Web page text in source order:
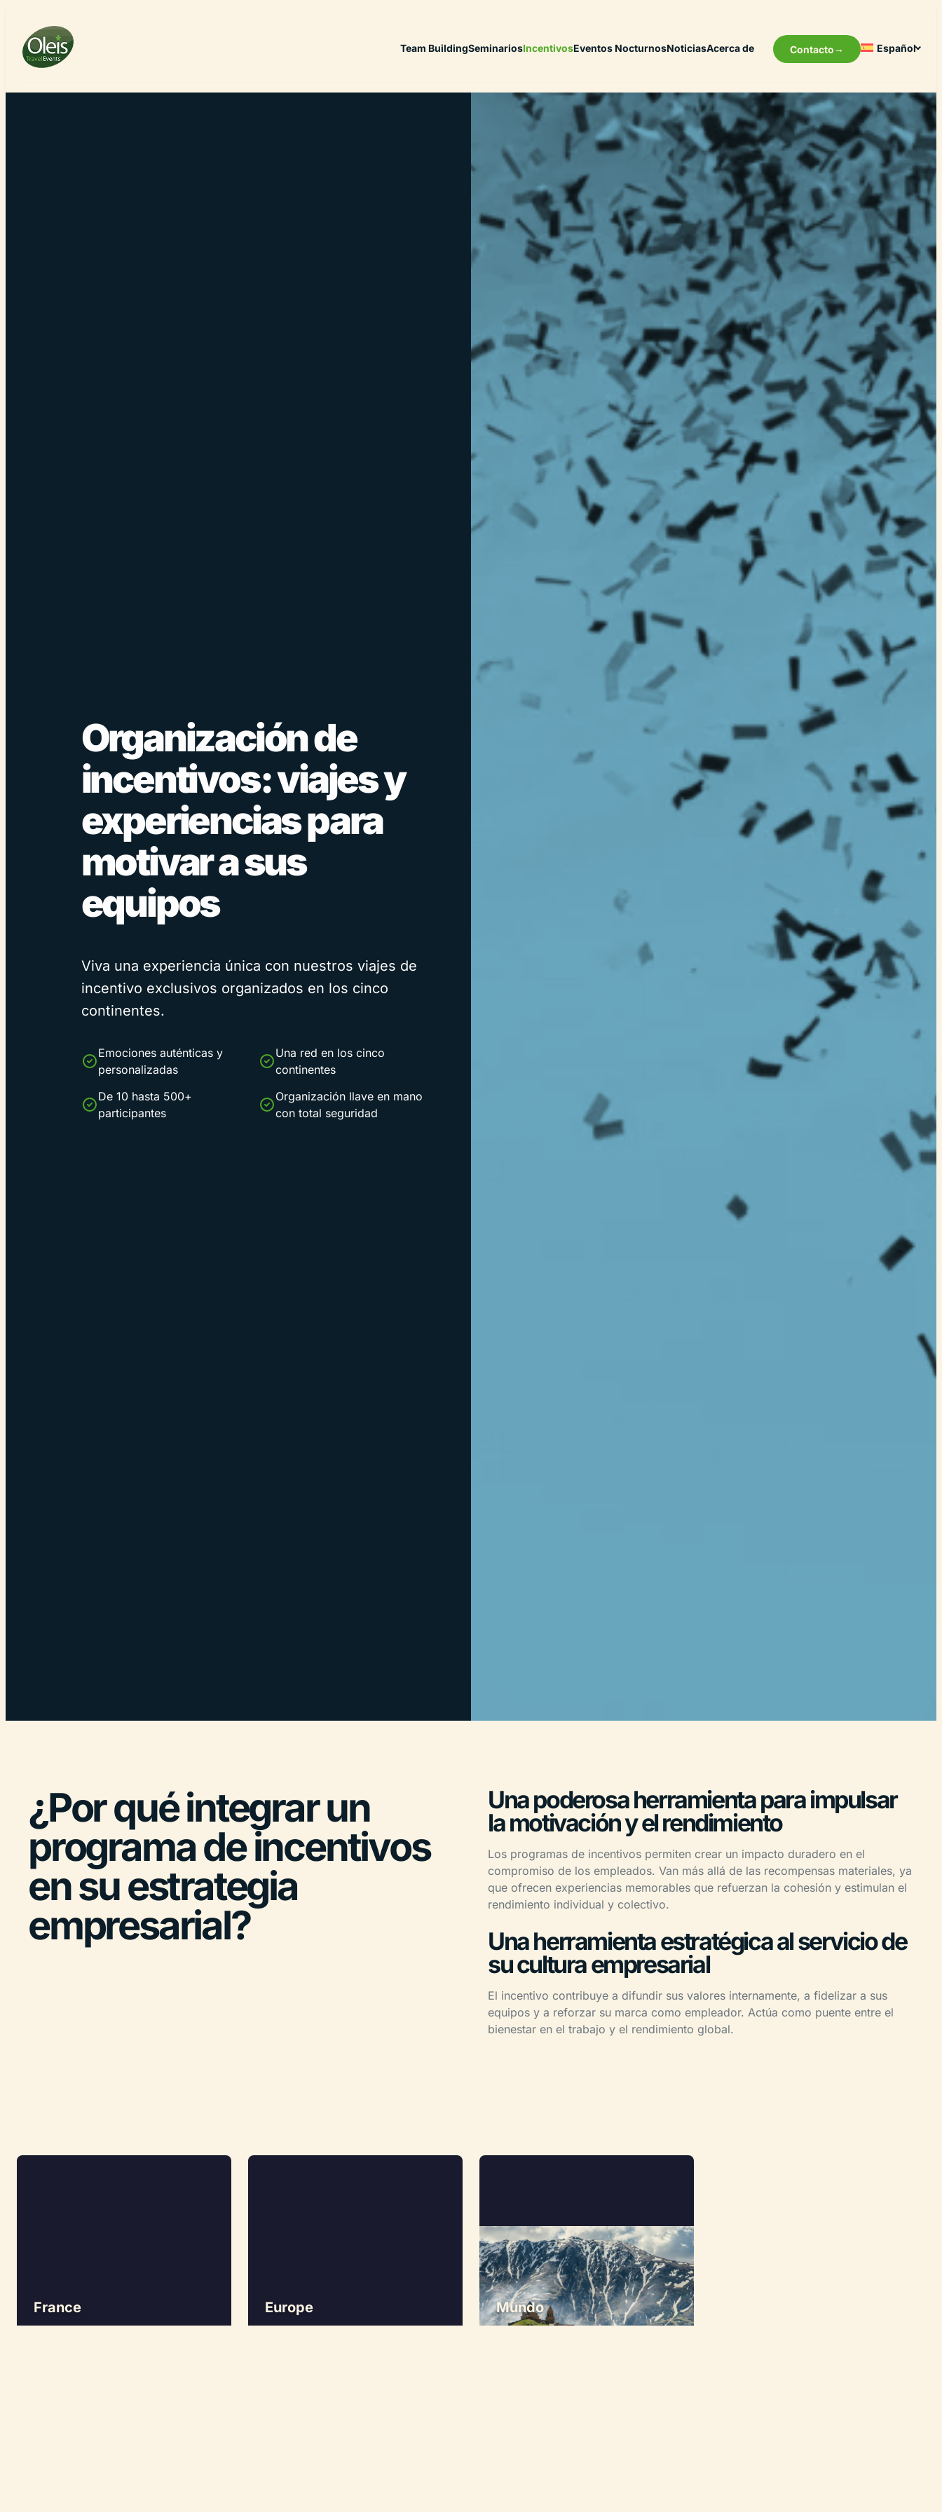
Team BuildingSeminariosIncentivosEventos NocturnosNoticiasAcerca de Contacto Español
Organización de
incentivos: viajes y
experiencias para
motivar a sus
equipos
Viva una experiencia única con nuestros viajes de
incentivo exclusivos organizados en los cinco
continentes.
Emociones auténticas y
personalizadas
Una red en los cinco
continentes
De 10 hasta 500+
participantes
Organización llave en mano
con total seguridad
¿Por qué integrar un
programa de incentivos
en su estrategia
empresarial?
Una poderosa herramienta para impulsar
la motivación y el rendimiento
Los programas de incentivos permiten crear un impacto duradero en el
compromiso de los empleados. Van más allá de las recompensas materiales, ya
que ofrecen experiencias memorables que refuerzan la cohesión y estimulan el
rendimiento individual y colectivo.
Una herramienta estratégica al servicio de
su cultura empresarial
El incentivo contribuye a difundir sus valores internamente, a fidelizar a sus
equipos y a reforzar su marca como empleador. Actúa como puente entre el
bienestar en el trabajo y el rendimiento global.
France Europe Mundo